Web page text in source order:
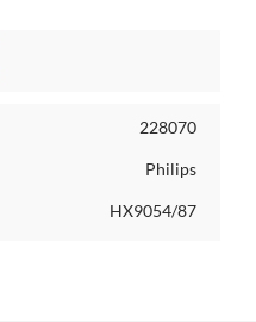
228070
Philips
HX9054/87